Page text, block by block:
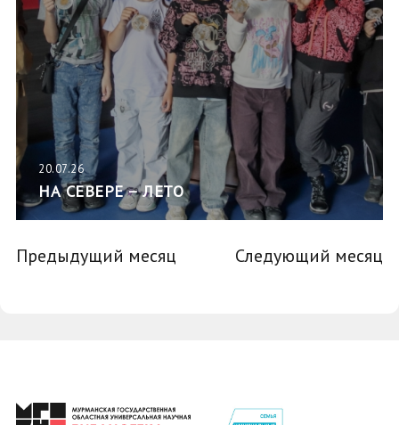
20.07.26
НА СЕВЕРЕ – ЛЕТО
Предыдущий месяц Следующий месяц